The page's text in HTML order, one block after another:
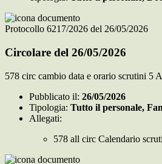
Protocollo 6217/2026 del 26/05/2026
Circolare del 26/05/2026
578 circ cambio data e orario scrutini 5
Pubblicato il: 26/05/2026
Tipologia: Tutto il personale,
Allegati:
578 all circ Calendario